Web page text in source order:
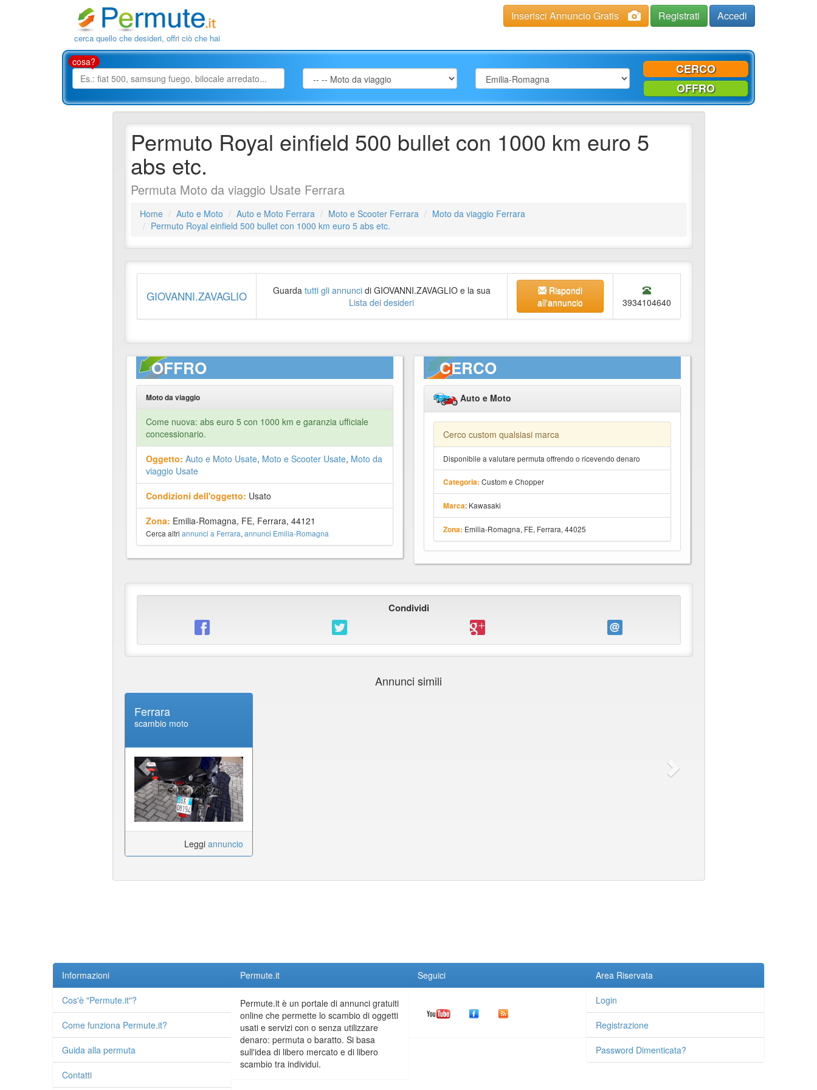
cerca quello che desideri, offri ciò che hai
Inserisci Annuncio Gratis Registrati Accedi
cosa?
CERCO
OFFRO
Permuto Royal einfield 500 bullet con 1000 km euro 5
abs etc.
Permuta Moto da viaggio Usate Ferrara
Home Auto e Moto Auto e Moto Ferrara Moto e Scooter Ferrara
Moto da viaggio Ferrara
Permuto Royal einfield 500 bullet con 1000 km euro 5 abs etc.
GIOVANNI.ZAVAGLIO Guarda tutti gli annuncidi GIOVANNI.ZAVAGLIO e la sua
Lista dei desideri
Rispondi
all'annuncio
3934104640
OFFRO
Moto da viaggio
Come nuova: abs euro 5 con 1000 km e garanzia ufficiale
concessionario.
Oggetto: Auto e Moto Usate, Moto e Scooter Usate, Moto da
viaggio Usate
Condizioni dell'oggetto: Usato
Zona: Emilia-Romagna, FE, Ferrara, 44121
Cerca altri annunci a Ferrara, annunci Emilia-Romagna
CERCO
Auto e Moto
Cerco custom qualsiasi marca
Disponibile a valutare permuta offrendo o ricevendo denaro
Categoria: Custom e Chopper
Marca: Kawasaki
Zona: Emilia-Romagna, FE, Ferrara, 44025
Condividi
Annunci simili
Ferrara
scambio moto
Leggi annuncio
Informazioni
Cos'è "Permute.it"?
Come funziona Permute.it?
Guida alla permuta
Contatti
Permute.it
Permute.it è un portale di annunci gratuiti
online che permette lo scambio di oggetti
usati e servizi con o senza utilizzare
denaro: permuta o baratto. Si basa
sull'idea di libero mercato e di libero
scambio tra individui.
Seguici Area Riservata
Login
Registrazione
Password Dimenticata?